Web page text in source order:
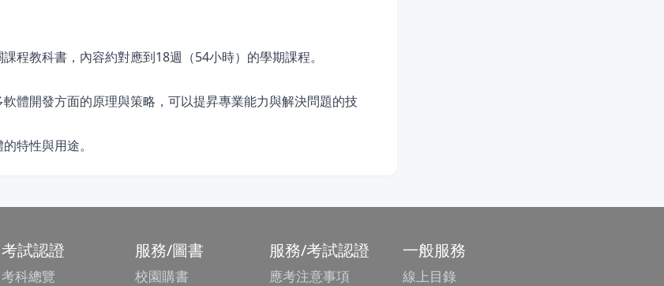
程教科書，內容約對應到18週（54小時）的學期課程。
體開發方面的原理與策略，可以提昇專業能力與解決問題的技
特性與用途。
考試認證
考科總覽
服務/圖書
校園購書
服務/考試認證
應考注意事項
一般服務
線上目錄